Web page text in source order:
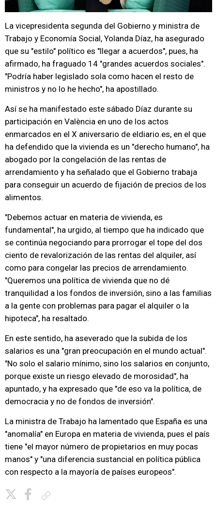
La vicepresidenta segunda del Gobierno y ministra de
Trabajo y Economía Social, Yolanda Díaz, ha asegurado
que su "estilo" político es "llegar a acuerdos", pues, ha
afirmado, ha fraguado 14 "grandes acuerdos sociales".
"Podría haber legislado sola como hacen el resto de
ministros y no lo he hecho", ha apostillado.
Así se ha manifestado este sábado Díaz durante su
participación en València en uno de los actos
enmarcados en el X aniversario de eldiario.es, en el que
ha defendido que la vivienda es un "derecho humano", ha
abogado por la congelación de las rentas de
arrendamiento y ha señalado que el Gobierno trabaja
para conseguir un acuerdo de fijación de precios de los
alimentos.
"Debemos actuar en materia de vivienda, es
fundamental", ha urgido, al tiempo que ha indicado que
se continúa negociando para prorrogar el tope del dos
ciento de revalorización de las rentas del alquiler, así
como para congelar las precios de arrendamiento.
"Queremos una política de vivienda que no dé
tranquilidad a los fondos de inversión, sino a las familias
a la gente con problemas para pagar el alquiler o la
hipoteca", ha resaltado.
En este sentido, ha aseverado que la subida de los
salarios es una "gran preocupación en el mundo actual".
"No solo el salario mínimo, sino los salarios en conjunto,
porque existe un riesgo elevado de morosidad", ha
apuntado, y ha expresado que "de eso va la política, de
democracia y no de fondos de inversión".
La ministra de Trabajo ha lamentado que España es una
"anomalía" en Europa en materia de vivienda, pues el país
tiene "el mayor número de propietarios en muy pocas
manos" y "una diferencia sustancial en política pública
con respecto a la mayoría de países europeos".